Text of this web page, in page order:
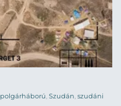
polgárháború Szudán szudáni